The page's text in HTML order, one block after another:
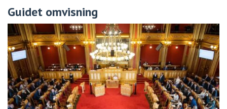
Guidet omvisning